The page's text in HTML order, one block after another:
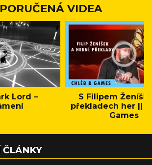
VIDEA
Lord –
S Filipem
překladech her ||
Games
ČLÁNKY